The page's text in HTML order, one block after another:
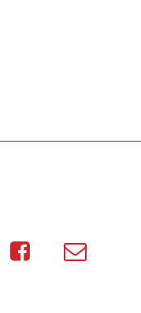
Minicar Minicar